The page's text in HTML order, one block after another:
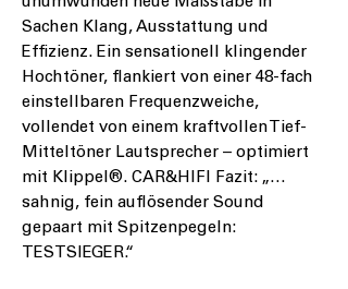
Sachen Klang, Ausstattung und
Effizienz. Ein sensationell klingender
Hochtöner, flankiert von einer 48-fach
einstellbaren Frequenzweiche,
vollendet von einem kraftvollen Tief-
Mitteltöner Lautsprecher – optimiert
mit Klippel®. CAR&HIFI Fazit: „…
sahnig, fein auflösender Sound
gepaart mit Spitzenpegeln:
TESTSIEGER.“